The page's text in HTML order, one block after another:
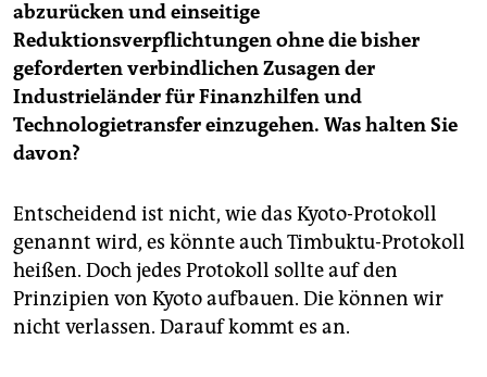
abzurücken und einseitige
Reduktionsverpflichtungen ohne die bisher
geforderten verbindlichen Zusagen der
Industrieländer für Finanzhilfen und
Technologietransfer einzugehen. Was halten Sie
davon?
Entscheidend ist nicht, wie das Kyoto-Protokoll
genannt wird, es könnte auch Timbuktu-Protokoll
heißen. Doch jedes Protokoll sollte auf den
Prinzipien von Kyoto aufbauen. Die können wir
nicht verlassen. Darauf kommt es an.